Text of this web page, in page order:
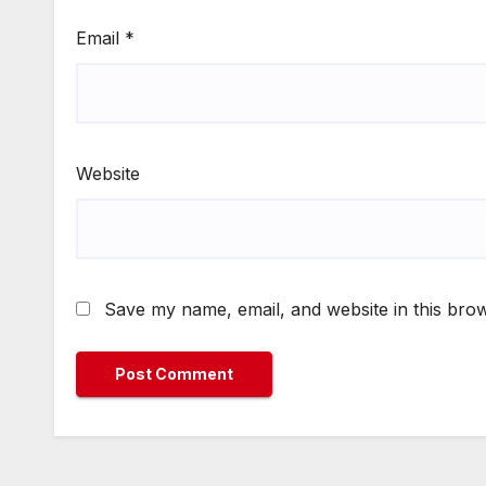
Email *
Website
Save my name, email, and website in this